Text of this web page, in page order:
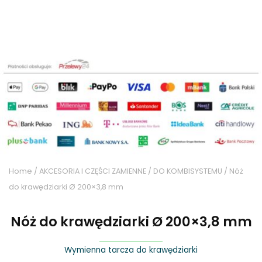
Home / AKCESORIA I CZĘŚCI ZAMIENNE / DO KOMBISYSTEMU / Nóż
do krawędziarki Ø 200×3,8 mm
Nóż do krawędziarki Ø 200×3,8 mm
Wymienna tarcza do krawędziarki